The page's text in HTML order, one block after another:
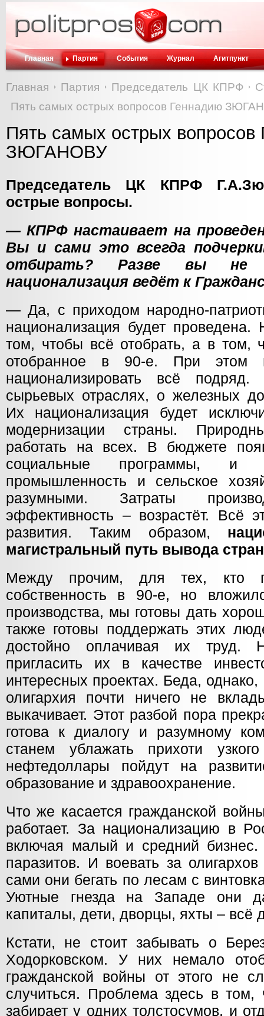
Главная Партия События Журнал Агитпункт
Главная Партия Председатель ЦК КПРФ
Пять самых острых вопросов Геннадию
Пять самых острых вопросов
ЗЮГАНОВУ
Председатель ЦК КПРФ
острые вопросы.
— КПРФ настаивает на
Вы и сами это всегда
отбирать? Разве вы не
национализация ведёт к
— Да, с приходом народно-
национализация будет
том, чтобы всё отобрать, а в том,
отобранное в 90-е. При этом
национализировать всё
сырьевых отраслях, о железных
Их национализация будет
модернизации страны.
работать на всех. В бюджете
социальные программы,
промышленность и сельское
разумными. Затраты
эффективность – возрастёт. Всё
развития. Таким образом,
магистральный путь вывода
Между прочим, для тех, кто
собственность в 90-е, но
производства, мы готовы дать
также готовы поддержать этих
достойно оплачивая их труд.
пригласить их в качестве
интересных проектах. Беда,
олигархия почти ничего не
выкачивает. Этот разбой пора
готова к диалогу и разумному
станем ублажать прихоти
нефтедоллары пойдут на
образование и здравоохранение.
Что же касается гражданской
работает. За национализацию в
включая малый и средний бизнес.
паразитов. И воевать за
сами они бегать по лесам с
Уютные гнезда на Западе они
капиталы, дети, дворцы, яхты – всё
Кстати, не стоит забывать о
Ходорковском. У них немало
гражданской войны от этого не
случиться. Проблема здесь в
забирает у одних толстосумов, и